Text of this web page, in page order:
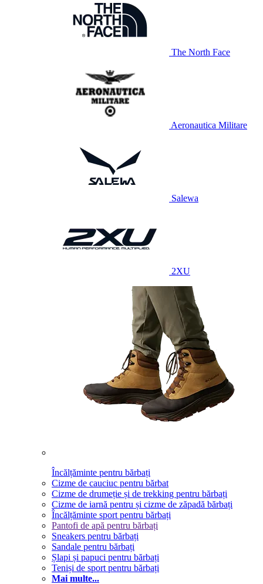
The North Face
Aeronautica Militare
Salewa
2XU
Încălțăminte pentru bărbați
Cizme de cauciuc pentru bărbat
Cizme de drumeție și de trekking pentru bărbați
Cizme de iarnă pentru și cizme de zăpadă bărbați
Încălțăminte sport pentru bărbați
Pantofi de apă pentru bărbați
Sneakers pentru bărbați
Sandale pentru bărbați
Șlapi și papuci pentru bărbați
Teniși de sport pentru bărbați
Mai multe...